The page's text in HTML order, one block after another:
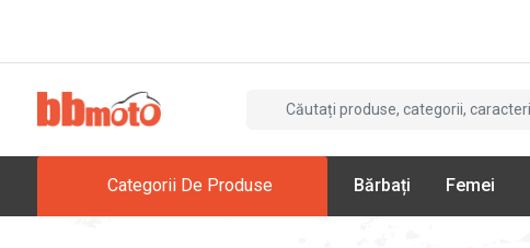
Categorii De Produse Bărbați Femei